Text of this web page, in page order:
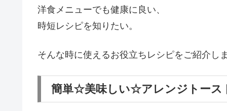
洋食メニューでも健康に良い、
時短レシピを知りたい。
そんな時に使えるお役立ちレシピをご紹介しま
簡単☆美味しい☆アレンジトース